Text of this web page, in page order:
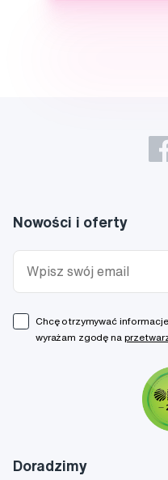
Doradzimy
Nowości i oferty
Chcę otrzymywać
wyrażam zgodę na